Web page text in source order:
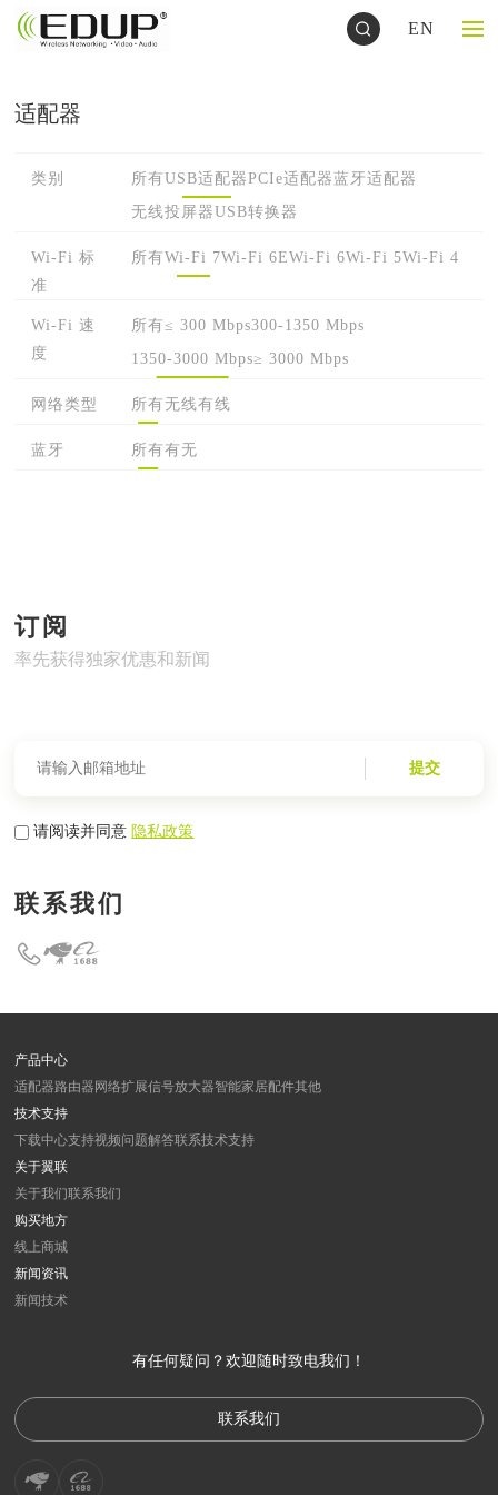
EN
适配器
类别 所有USB适配器PCIe适配器蓝牙适配器
无线投屏器USB转换器
Wi-Fi 标
准
所有Wi-Fi 7Wi-Fi 6EWi-Fi 6Wi-Fi 5Wi-Fi 4
Wi-Fi 速
度
所有≤ 300 Mbps300-1350 Mbps
1350-3000 Mbps≥ 3000 Mbps
网络类型 所有 无线有线
蓝牙 所有有 无
订阅
率先获得独家优惠和新闻
提交
请阅读并同意隐私政策
联系我们
产品中心
适配器路由器 网络扩展信号放大器智能家居配件其他
技术支持
下载中心支持视频问题解答联系技术支持
关于翼联
关于我们联系我们
购买地方
线上商城
新闻资讯
新闻技术
有任何疑问？欢迎随时致电我们！
联系我们